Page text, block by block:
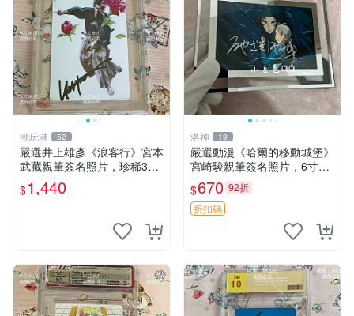
潮玩港 52
嚴選井上雄彥《浪客行》宮本
武藏親筆簽名照片，珍稀3英
寸國外直帶原圖實物 浪客行
紙質 簽名 宮本武藏
$1,440
洛神 19
嚴選動漫《哈爾的移動城堡》
宮崎駿親筆簽名照片，6寸含
框珍藏版 哈爾的移動城堡 簽
名照 公仔周邊
$670 92折
折扣碼